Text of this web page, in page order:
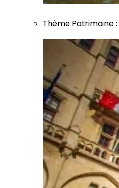
Thème Patrimoine: